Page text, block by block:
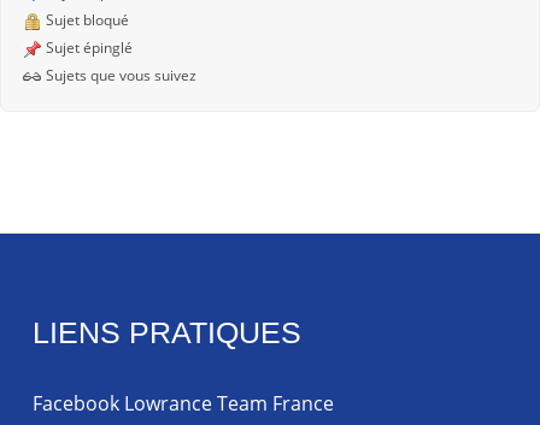
Sujet bloqué
Sujet épinglé
Sujets que vous suivez
LIENS PRATIQUES
Facebook Lowrance Team France